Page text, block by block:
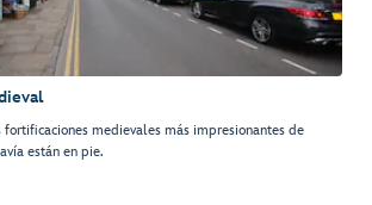
medievales más impresionantes de
están en pie.